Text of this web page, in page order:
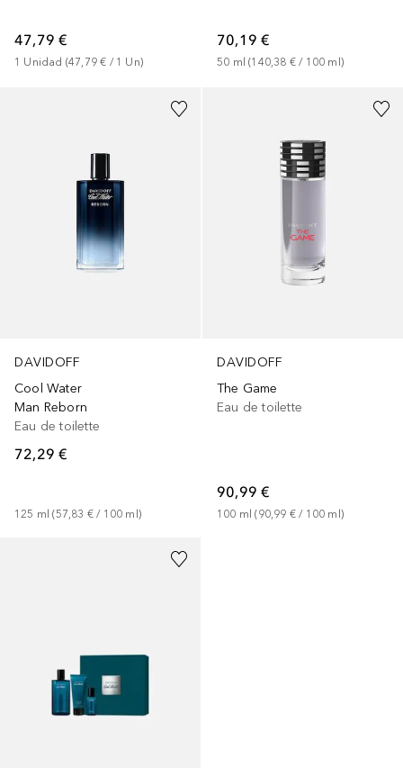
47,79 €
1 Unidad (47,79 € / 1 Un)
70,19 €
50 ml (140,38 € / 100 ml )
DAVIDOFF
Cool Water
Man Reborn
Eau de toilette
72,29 €
125 ml (57,83 € / 100 ml)
DAVIDOFF
The Game
Eau de toilette
90,99 €
100 ml (90,99 € / 100 ml)